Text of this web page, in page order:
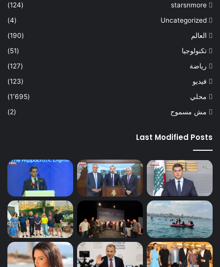
starsnmore
(124)
Uncategorized
(4)
العالم
(190)
تكنولوجيا
(51)
رياضة
(127)
فيديو
(123)
محلي
(1٬695)
مش مسموح
(2)
Last Modified Posts